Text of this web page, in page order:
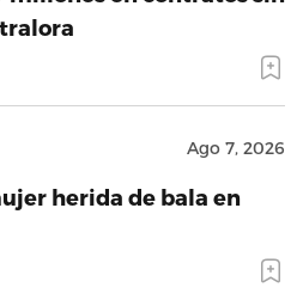
Ago 7, 2026
herida de bala en